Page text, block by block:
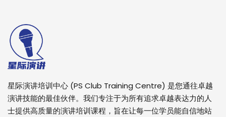
星际演讲培训中心 (PS Club Training Centre) 是您通往卓越
演讲技能的最佳伙伴。我们专注于为所有追求卓越表达力的人
士提供高质量的演讲培训课程，旨在让每一位学员能自信地站